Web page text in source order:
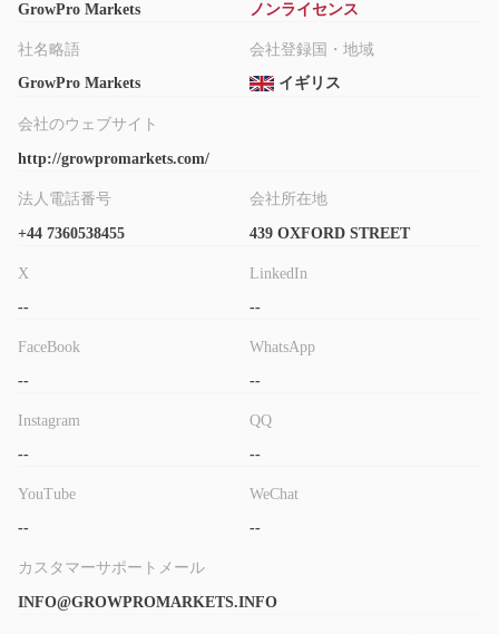
ヤモンド口座は 200,000 ユーロからです。 50万ユーロ。
スプレッドと手数料
6 種類の取引口座が提供する平均スプレッドは、それぞれ 2 ピッ
プ、1.8 ピップ、1.2 ピップ、1 ピップ、0.8 ピップ、0.2 ピップ
てこの作用
レバレッジに関しては、 GrowPro Marketsこれは、多くの規制当
局が適切と見なすレベルよりも高く、ヨーロッパとオーストラリ
レバレッジは利益と損失の両方を増幅する可能性があるため、経
1:10 以下の小さいサイズを使用することをお勧めします。
取引プラットフォーム
GrowPro Marketsシンプルな Web ベースのプラットフォームを
正直なところ、この Web 取引プラットフォームは、はるかに高
度な MT4 プラットフォームとは何の関係もありません。
GrowPro Markets
社名略語
GrowPro Markets
ノンライセンス
会社登録国・地域
イギリス
会社のウェブサイト
http://growpromarkets.com/
法人電話番号
+44 7360538455
X
--
FaceBook
--
Instagram
--
YouTube
--
会社所在地
439 OXFORD STREET​
LinkedIn
--
WhatsApp
--
QQ
--
WeChat
--
カスタマーサポートメール
INFO@GROWPROMARKETS.INFO